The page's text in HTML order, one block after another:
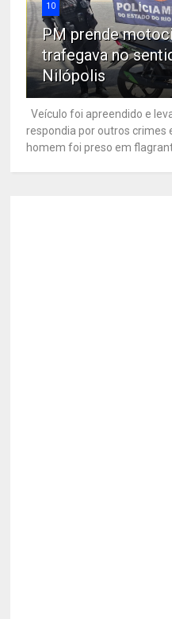
10
PM prende
trafegava no
Nilópolis
Veículo foi apreendido e
respondia por outros crimes
homem foi preso em